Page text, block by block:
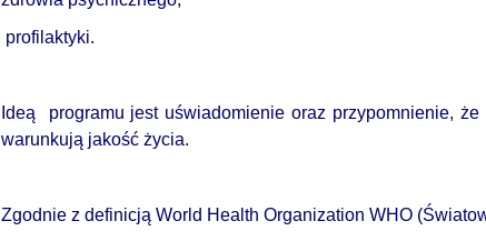
profilaktyki.
Ideą programu jest uświadomienie oraz przypomnienie,
warunkują jakość życia.
Zgodnie z definicją World Health Organization WHO